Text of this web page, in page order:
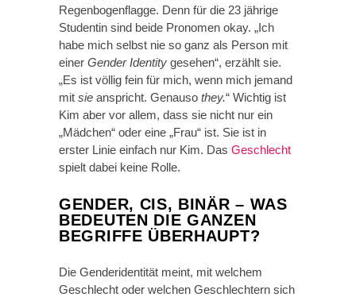
Regenbogenflagge. Denn für die 23 jährige
Studentin sind beide Pronomen okay. „Ich
habe mich selbst nie so ganz als Person mit
einer Gender Identity gesehen“, erzählt sie.
„Es ist völlig fein für mich, wenn mich jemand
mit sie anspricht. Genauso they.“ Wichtig ist
Kim aber vor allem, dass sie nicht nur ein
„Mädchen“ oder eine „Frau“ ist. Sie ist in
erster Linie einfach nur Kim. Das Geschlecht
spielt dabei keine Rolle.
GENDER, CIS, BINÄR – WAS
BEDEUTEN DIE GANZEN
BEGRIFFE ÜBERHAUPT?
Die Genderidentität meint, mit welchem
Geschlecht oder welchen Geschlechtern sich